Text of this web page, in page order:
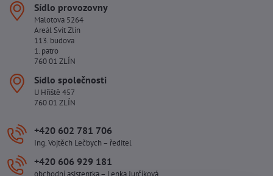
Sídlo provozovny
Malotova 5264
Areál Svit Zlín
113. budova
1. patro
760 01 ZLÍN
Sídlo společnosti
U Hřiště 457
760 01 ZLÍN
+420 602 781 706
Ing. Vojtěch Lečbych – ředitel
+420 606 929 181
obchodní asistentka – Lenka Jurčíková